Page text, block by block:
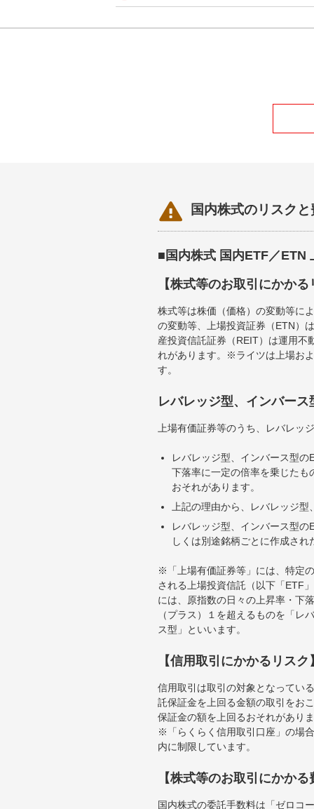
 国内株式のリスク
■国内株式 国内ETF／ETN
【株式等のお取引にかか
株式等は株価（価格）の変動等に
の変動等、上場投資証券（ETN）
産投資信託証券（REIT）は運用不
れがあります。※ライツは上場お
す。
レバレッジ型、インバー
上場有価証券等のうち、レバレ
レバレッジ型、インバース型
下落率に一定の倍率を乗じた
おそれがあります。
上記の理由から、レバレッジ
レバレッジ型、インバース型
しくは別途銘柄ごとに作成さ
※「上場有価証券等」には、特定
される上場投資信託（以下「ETF
には、原指数の日々の上昇率・下
（プラス）１を超えるものを「
ス型」といいます。
【信用取引にかかるリスク
信用取引は取引の対象となってい
託保証金を上回る金額の取引をお
保証金の額を上回るおそれがあり
※「らくらく信用取引口座」の場
内に制限しています。
【株式等のお取引にかかる
国内株式の委託手数料は「ゼロコ